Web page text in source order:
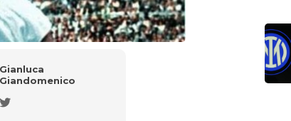
Gianluca
Giandomenico